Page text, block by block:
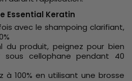
Essential Keratin
avec le shampoing clarifiant,
du produit, peignez pour bien
sous cellophane pendant 40
à 100% en utilisant une brosse